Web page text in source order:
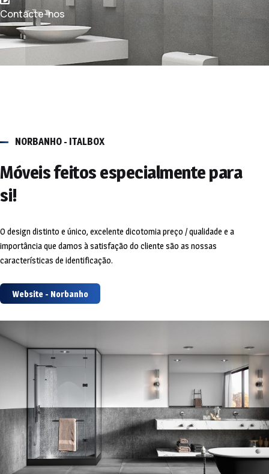
Contacte-nos
NORBANHO - ITALBOX
Móveis feitos especialmente para
si!
O design distinto e único, excelente dicotomia preço / qualidade e a
importância que damos à satisfação do cliente são as nossas
características de identificação.
Website - Norbanho